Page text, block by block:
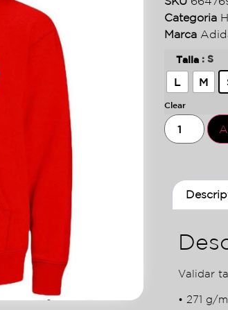
Categoria
Marca
Talla : S
L M
Clear
Validar
• 271 g/